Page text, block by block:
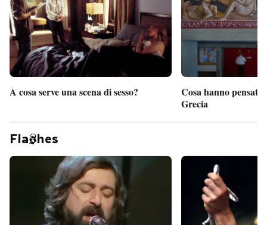
A cosa serve una scena di sesso?
Cosa hanno pensato
Grecia
Fla hes